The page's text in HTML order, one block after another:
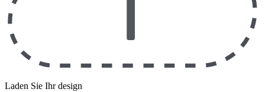
Laden Sie Ihr design